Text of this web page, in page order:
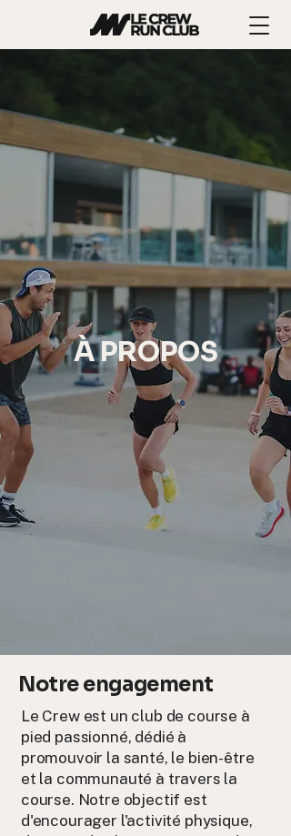
À PROPOS
Notre engagement
Le Crew est un club de course à
pied passionné, dédié à
promouvoir la santé, le bien-être
et la communauté à travers la
course. Notre objectif est
d'encourager l'activité physique,